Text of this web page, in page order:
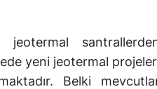
jeotermal
yeni jeotermal
Belki